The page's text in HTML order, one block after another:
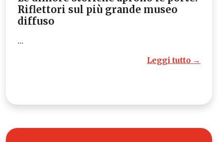
Riflettori sul più grande museo
diffuso
…
Leggi tutto →